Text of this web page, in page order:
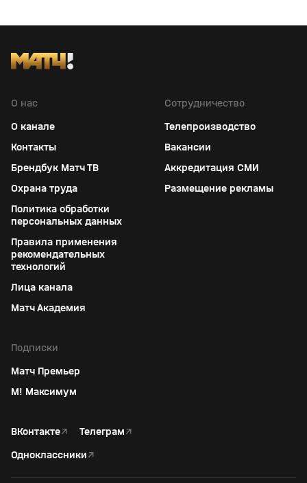
О нас
О канале
Контакты
Брендбук Матч ТВ
Охрана труда
Политика обработки
персональных данных
Правила применения
рекомендательных
технологий
Лица канала
Матч Академия
Сотрудничество
Телепроизводство
Вакансии
Аккредитация СМИ
Размещение рекламы
Подписки
Матч Премьер
М! Максимум
ВКонтакте↗ Телеграм↗
Одноклассники↗